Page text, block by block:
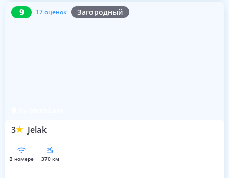
9 17 оценок Загородный
3 Jelak
9 17 оценок
в номере 370 км